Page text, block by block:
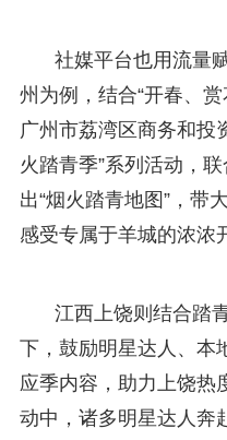
社媒平台也用流量
州为例，结合“开春、
广州市荔湾区商务和投
火踏青季”系列活动，
出“烟火踏青地图”，带
感受专属于羊城的浓浓
江西上饶则结合踏
下，鼓励明星达人、本
应季内容，助力上饶热
动中，诸多明星达人奔